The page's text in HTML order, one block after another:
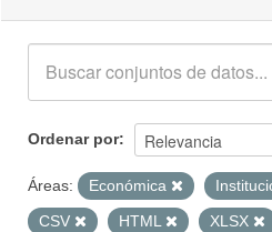
Ordenar por
Áreas: Económica
CSV
HTML XLSX